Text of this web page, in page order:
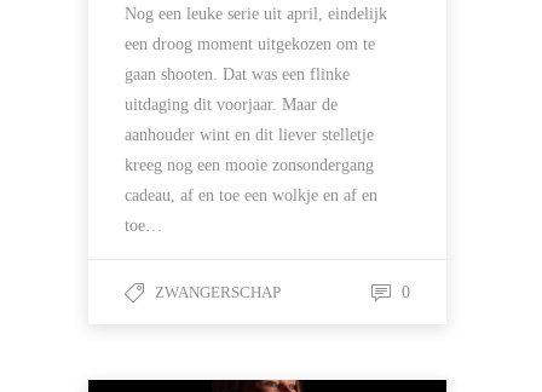
Nog een leuke serie uit april, eindelijk
een droog moment uitgekozen om te
gaan shooten. Dat was een flinke
uitdaging dit voorjaar. Maar de
aanhouder wint en dit liever stelletje
kreeg nog een mooie zonsondergang
cadeau, af en toe een wolkje en af en
toe…
ZWANGERSCHAP 0